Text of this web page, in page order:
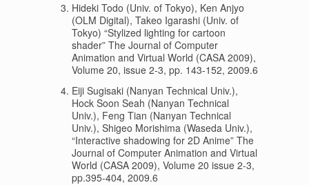
Hideki Todo (Univ. of Tokyo), Ken Anjyo
(OLM Digital), Takeo Igarashi (Univ. of
Tokyo) “Stylized lighting for cartoon
shader” The Journal of Computer
Animation and Virtual World (CASA 2009),
Volume 20, issue 2-3, pp. 143-152, 2009.6
Eiji Sugisaki (Nanyan Technical Univ.),
Hock Soon Seah (Nanyan Technical
Univ.), Feng Tian (Nanyan Technical
Univ.), Shigeo Morishima (Waseda Univ.),
“Interactive shadowing for 2D Anime” The
Journal of Computer Animation and Virtual
World (CASA 2009), Volume 20 issue 2-3,
pp.395-404, 2009.6